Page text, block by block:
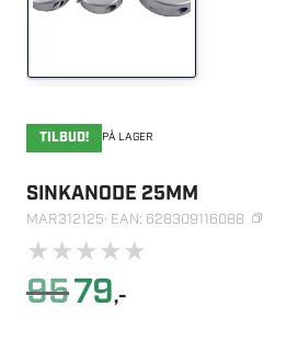
TILBUD! PÅ LAGER
SINKANODE 25MM
MAR312125· EAN: 628309116088
★★★★★
95 Opprinnelig
pris
79pris
,-